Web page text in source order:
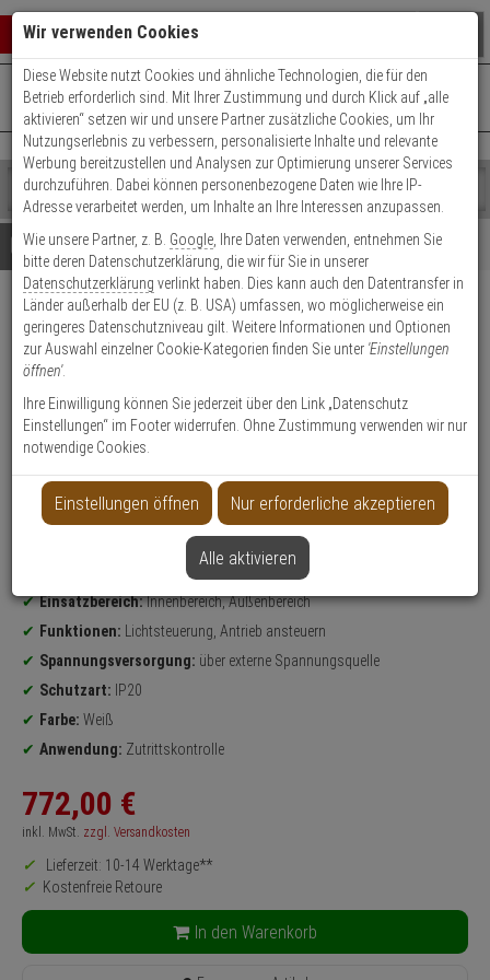
Warenkorb schließen
0 ARTIKEL IM WARENKORB
Ihr Warenkorb ist momentan leer.
Ergebnisse ()
Fertig
Shop
durchsuchen
Bitte
geben
Sie
mindestens
Zeichen
ein,
um
Suche
Es
wurde
noch
Kategorien
Suche
gestartet
+49 (0)821 899 493-0Mo. - Do.: 8:00 - 16:30 | Fr.: 8:00 - 14:00 Uhr
Kontaktservice nutzen
Details Beratung
SimonsVoss Digitales
Smart Relais 2 SREL2.G2.W
Produktmerkmale
Datenblatt drucken
Weitere Varianten...
Steuergerät, SmartRelais 2
per Transponder
Einsatzbereich:Innenbereich, Außenbereich
Funktionen:
Lichtsteuerung, Antrieb ansteuern
Spannungsversorgung: über externe Spannungsquelle
Schutzart: IP20
Farbe: Weiß
Anwendung: Zutrittskontrolle
772,00 €
inkl. MwSt. zzgl. Versandkosten
Lieferzeit: 10-14 Werktage**
Kostenfreie Retoure
In den Warenkorb
Wir verwenden Cookies
Diese Website nutzt Cookies und ähnliche Technologien, die für den
Betrieb erforderlich sind. Mit Ihrer Zustimmung und durch Klick auf „alle
aktivieren“ setzen wir und unsere Partner zusätzliche Cookies, um Ihr
Nutzungserlebnis zu verbessern, personalisierte Inhalte und relevante
Werbung bereitzustellen und Analysen zur Optimierung unserer Services
durchzuführen. Dabei können personenbezogene Daten wie Ihre IP-
Adresse verarbeitet werden, um Inhalte an Ihre Interessen anzupassen.
Wie unsere Partner, z. B. Google , Ihre Daten verwenden, entnehmen Sie
bitte deren Datenschutzerklärung, die wir für Sie in unserer
Datenschutzerklärung verlinkt haben. Dies kann auch den Datentransfer in
Länder außerhalb der EU (z. B. USA) umfassen, wo möglicherweise ein
geringeres Datenschutzniveau gilt. Weitere Informationen und Optionen
zur Auswahl einzelner Cookie-Kategorien finden Sie unter 'Einstellungen
öffnen'.
Ihre Einwilligung können Sie jederzeit über den Link „Datenschutz
Einstellungen“ im Footer widerrufen. Ohne Zustimmung verwenden wir nur
notwendige Cookies.
Einstellungen öffnen Nur erforderliche akzeptieren
Alle aktivieren